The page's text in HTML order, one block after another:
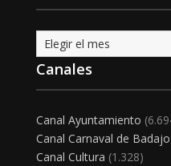
Archivo
Canales
Canal Ayuntamiento
Canal Carnaval de
Canal Cultura (1.328)